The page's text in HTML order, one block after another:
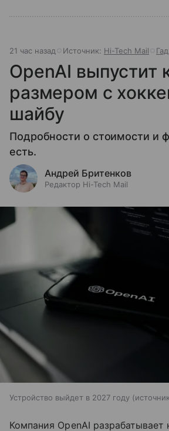
21 час назад Источник: Hi-Tech Mail
OpenAI выпустит
размером с
шайбу
Подробности о стоимости и
есть.
Андрей Бритенков
Редактор Hi-Tech Mail
Устройство выйдет в 2027 году
Компания OpenAI разрабатывает